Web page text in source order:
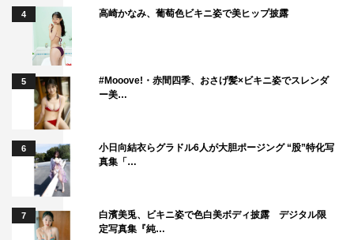
4 高崎かなみ、葡萄色ビキニ姿で美ヒップ披露
5
#Mooove!・赤間四季、おさげ髪×ビキニ姿でスレンダ
ー美…
6
小日向結衣らグラドル6人が大胆ポージング “股”特化写
真集「…
7
白濱美兎、ビキニ姿で色白美ボディ披露 デジタル限
定写真集『純…